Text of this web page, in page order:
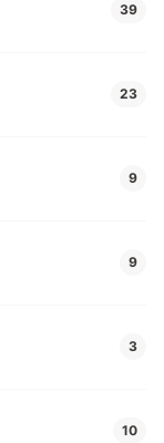
39
23
9
9
3
10